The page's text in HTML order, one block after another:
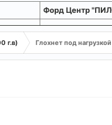
Форд Центр
г.в) Глохнет под нагрузкой